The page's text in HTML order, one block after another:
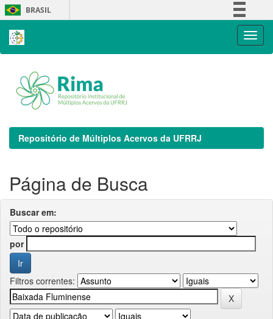
Skip
navigation
BRASIL
Repositório de Múltiplos Acervos da UFRRJ
Página de Busca
Buscar em:
por
Filtros correntes: